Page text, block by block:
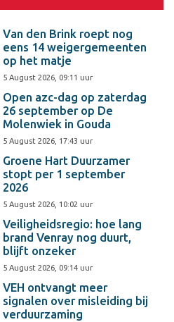
Van den Brink roept nog
eens 14 weigergemeenten
op het matje
5 August 2026, 09:11 uur
Open azc-dag op zaterdag
26 september op De
Molenwiek in Gouda
5 August 2026, 17:43 uur
Groene Hart Duurzamer
stopt per 1 september
2026
5 August 2026, 10:02 uur
Veiligheidsregio: hoe lang
brand Venray nog duurt,
blijft onzeker
5 August 2026, 09:14 uur
VEH ontvangt meer
signalen over misleiding bij
verduurzaming